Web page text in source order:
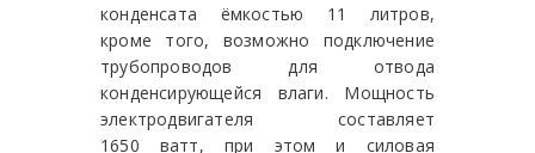
конденсата ёмкостью 11 литров,
кроме того, возможно подключение
трубопроводов для отвода
конденсирующейся влаги. Мощность
электродвигателя составляет
1650 ватт, при этом и силовая